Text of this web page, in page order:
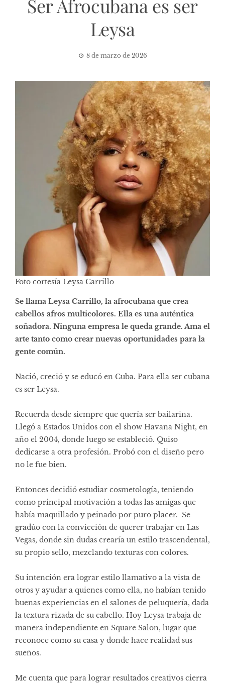
Ser Afrocubana es ser
Leysa
8 de marzo de 2026
Foto cortesía Leysa Carrillo
Se llama Leysa Carrillo, la afrocubana que crea
cabellos afros multicolores. Ella es una auténtica
soñadora. Ninguna empresa le queda grande. Ama el
arte tanto como crear nuevas oportunidades para la
gente común.
Nació, creció y se educó en Cuba. Para ella ser cubana
es ser Leysa.
Recuerda desde siempre que quería ser bailarina.
Llegó a Estados Unidos con el show Havana Night, en
año el 2004, donde luego se estableció. Quiso
dedicarse a otra profesión. Probó con el diseño pero
no le fue bien.
Entonces decidió estudiar cosmetología, teniendo
como principal motivación a todas las amigas que
había maquillado y peinado por puro placer. Se
gradúo con la convicción de querer trabajar en Las
Vegas, donde sin dudas crearía un estilo trascendental,
su propio sello, mezclando texturas con colores.
Su intención era lograr estilo llamativo a la vista de
otros y ayudar a quienes como ella, no habían tenido
buenas experiencias en el salones de peluquería, dada
la textura rizada de su cabello. Hoy Leysa trabaja de
manera independiente en Square Salon, lugar que
reconoce como su casa y donde hace realidad sus
sueños.
Me cuenta que para lograr resultados creativos cierra